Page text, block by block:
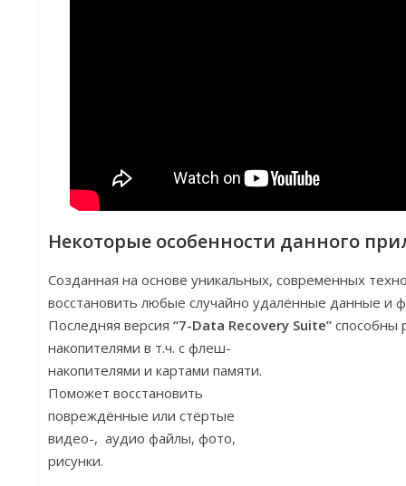
Некоторые особенности данного
Созданная на основе уникальных, современных
восстановить любые случайно удалённые данные и
Последняя версия“7-Data Recovery Suite” способны
накопителями в т.ч. с флеш-
накопителями и картами памяти.
Поможет восстановить
повреждённые или стёртые
видео-, аудио файлы, фото,
рисунки.